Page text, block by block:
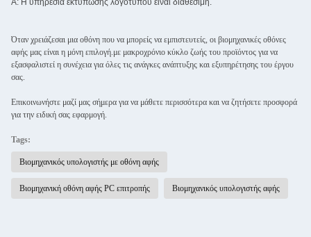
Α: Η υπηρεσία εκτύπωσης λογότυπου είναι διαθέσιμη.
Όταν χρειάζεσαι μια οθόνη που να μπορείς να εμπιστευτείς, οι βιομηχανικές οθόνες
αφής μας είναι η μόνη επιλογή.με μακροχρόνιο κύκλο ζωής του προϊόντος για να
εξασφαλιστεί η συνέχεια για όλες τις ανάγκες ανάπτυξης και εξυπηρέτησης του έργου
σας.
Επικοινωνήστε μαζί μας σήμερα για να μάθετε περισσότερα και να ζητήσετε προσφορά
για την ειδική σας εφαρμογή.
Tags:
Βιομηχανικός υπολογιστής με οθόνη αφής
Βιομηχανική οθόνη αφής PC επιτροπής Βιομηχανικός υπολογιστής αφής